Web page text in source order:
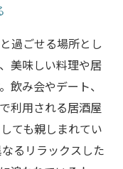
過ごせる場所とし
美味しい料理や居
飲み会やデート、
利用される居酒屋
ても親しまれてい
るリラックスした